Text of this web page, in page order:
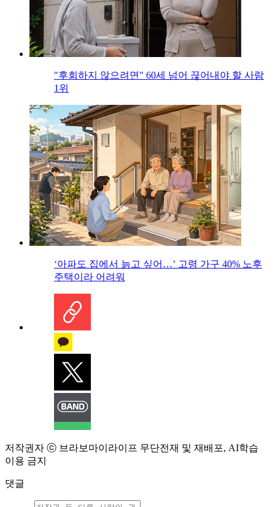
"후회하지 않으려면" 60세 넘어 끊어내야 할 사람
1위
‘아파도 집에서 늙고 싶어…’ 고령 가구 40% 노후
주택이라 어려워
저작권자 ⓒ 브라보마이라이프 무단전재 및 재배포, AI학습
이용 금지
댓글